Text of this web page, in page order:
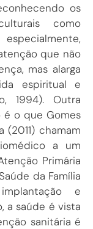
os
como
que não
mas alarga
espiritual e
1994). Outra
é o que Gomes
(2011) chamam
a um
Primária
da Família
e
a saúde é vista
sanitária é